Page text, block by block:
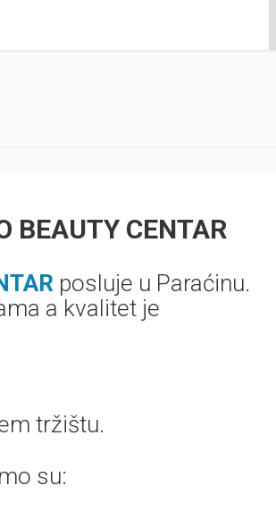
BEAUTY CENTAR
posluje u Paraćinu.
a kvalitet je
tržištu.
su: